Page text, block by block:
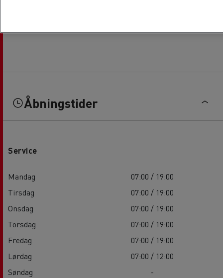
Åbningstider
Service
Mandag
07:00 / 19:00
Tirsdag
07:00 / 19:00
Onsdag
07:00 / 19:00
Torsdag
07:00 / 19:00
Fredag
07:00 / 19:00
Lørdag
07:00 / 12:00
Søndag
-